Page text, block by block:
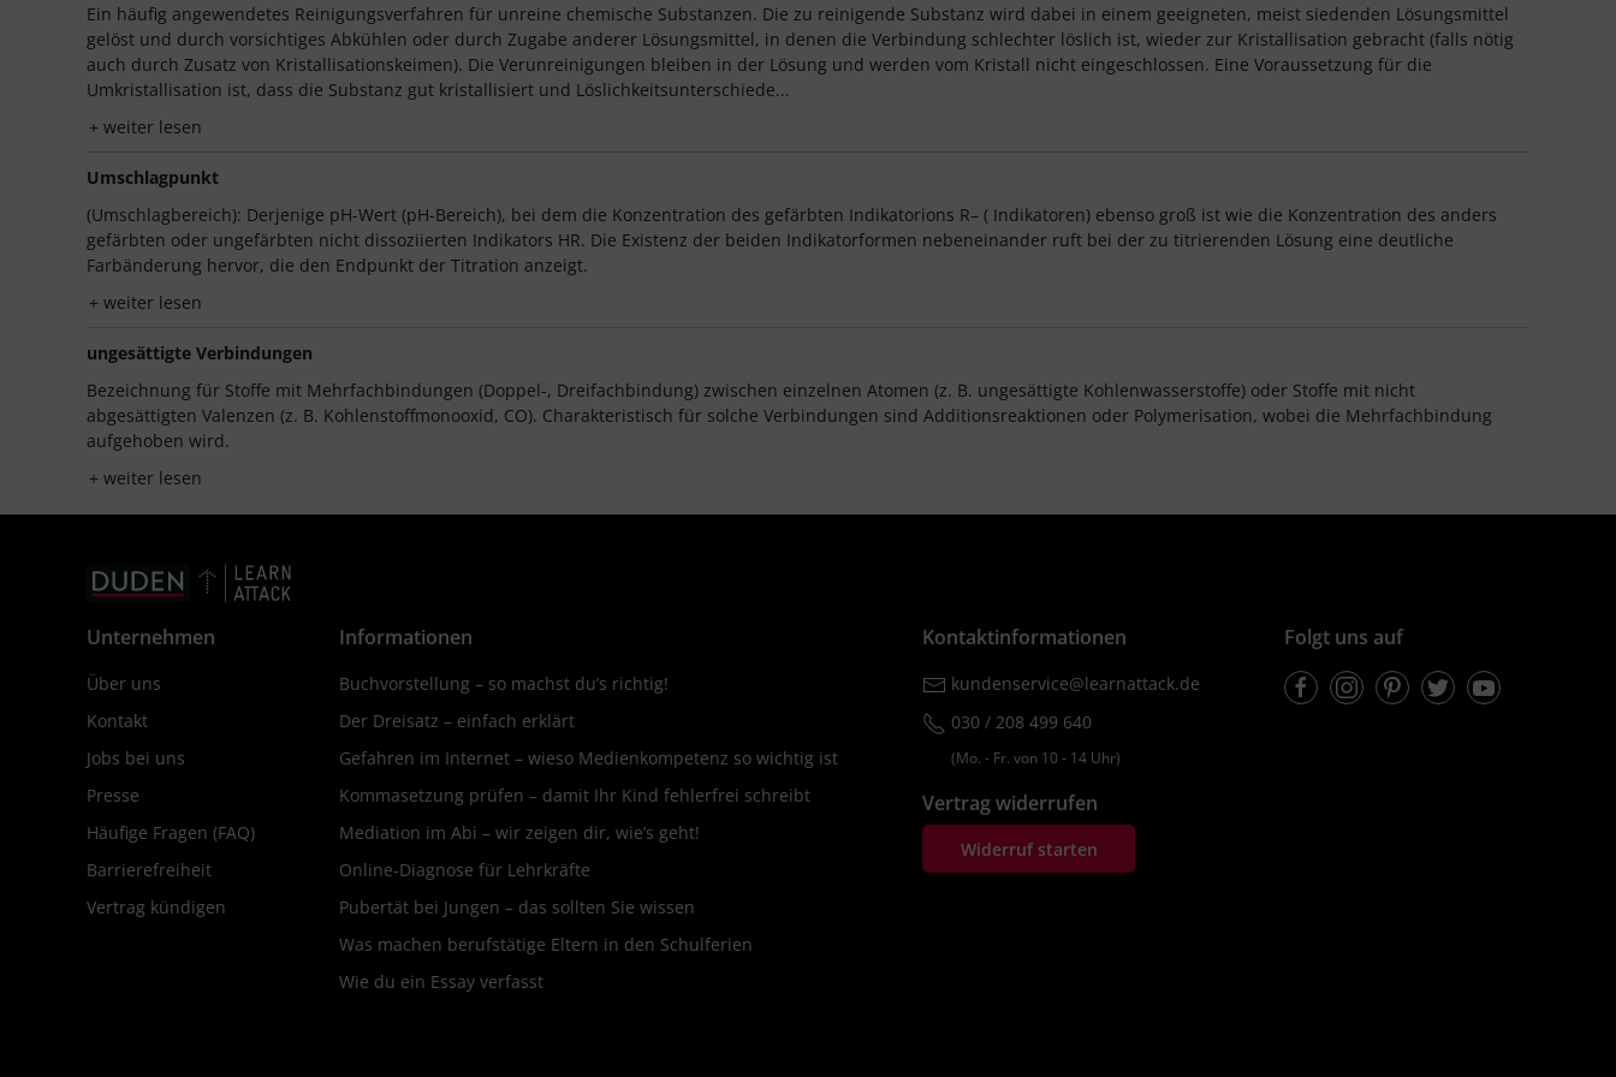
Ein häufig angewendetes Reinigungsverfahren für unreine chemische Substanzen. Die zu reinigende Substanz wird dabei in einem geeigneten, meist siedenden Lösungsmittel
gelöst und durch vorsichtiges Abkühlen oder durch Zugabe anderer Lösungsmittel, in denen die Verbindung schlechter löslich ist, wieder zur Kristallisation gebracht (falls nötig
auch durch Zusatz von Kristallisationskeimen). Die Verunreinigungen bleiben in der Lösung und werden vom Kristall nicht eingeschlossen. Eine Voraussetzung für die
Umkristallisation ist, dass die Substanz gut kristallisiert und Löslichkeitsunterschiede...
weiter lesen
Umschlagpunkt
(Umschlagbereich): Derjenige pH-Wert (pH-Bereich), bei dem die Konzentration des gefärbten Indikatorions R– ( Indikatoren) ebenso groß ist wie die Konzentration des anders
gefärbten oder ungefärbten nicht dissoziierten Indikators HR. Die Existenz der beiden Indikatorformen nebeneinander ruft bei der zu titrierenden Lösung eine deutliche
Farbänderung hervor, die den Endpunkt der Titration anzeigt.
weiter lesen
ungesättigte Verbindungen
Bezeichnung für Stoffe mit Mehrfachbindungen (Doppel-, Dreifachbindung) zwischen einzelnen Atomen (z. B. ungesättigte Kohlenwasserstoffe) oder Stoffe mit nicht
abgesättigten Valenzen (z. B. Kohlenstoffmonooxid, CO). Charakteristisch für solche Verbindungen sind Additionsreaktionen oder Polymerisation, wobei die Mehrfachbindung
aufgehoben wird.
weiter lesen
Unternehmen
Über uns
Kontakt
Jobs bei uns
Presse
Häufige Fragen (FAQ)
Barrierefreiheit
Vertrag kündigen
Informationen
Buchvorstellung – so machst du’s richtig!
Der Dreisatz – einfach erklärt
Gefahren im Internet – wieso Medienkompetenz so wichtig ist
Kommasetzung prüfen – damit Ihr Kind fehlerfrei schreibt
Mediation im Abi – wir zeigen dir, wie’s geht!
Online-Diagnose für Lehrkräfte
Pubertät bei Jungen – das sollten Sie wissen
Was machen berufstätige Eltern in den Schulferien
Wie du ein Essay verfasst
Kontaktinformationen
kundenservice@learnattack.de
030 / 208 499 640
(Mo. ‐ Fr. von 10 ‐ 14 Uhr)
Vertrag widerrufen
Widerruf starten
Folgt uns auf
FacebookInstagramPinterestTwitterYoutube